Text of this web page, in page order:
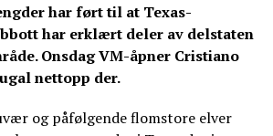
har ført til at Texas-
har erklært deler av delstaten
Onsdag VM-åpner Cristiano
nettopp der.
og påfølgende flomstore elver